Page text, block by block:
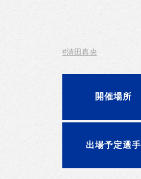
#清田真央
開催場所
出場予定選手